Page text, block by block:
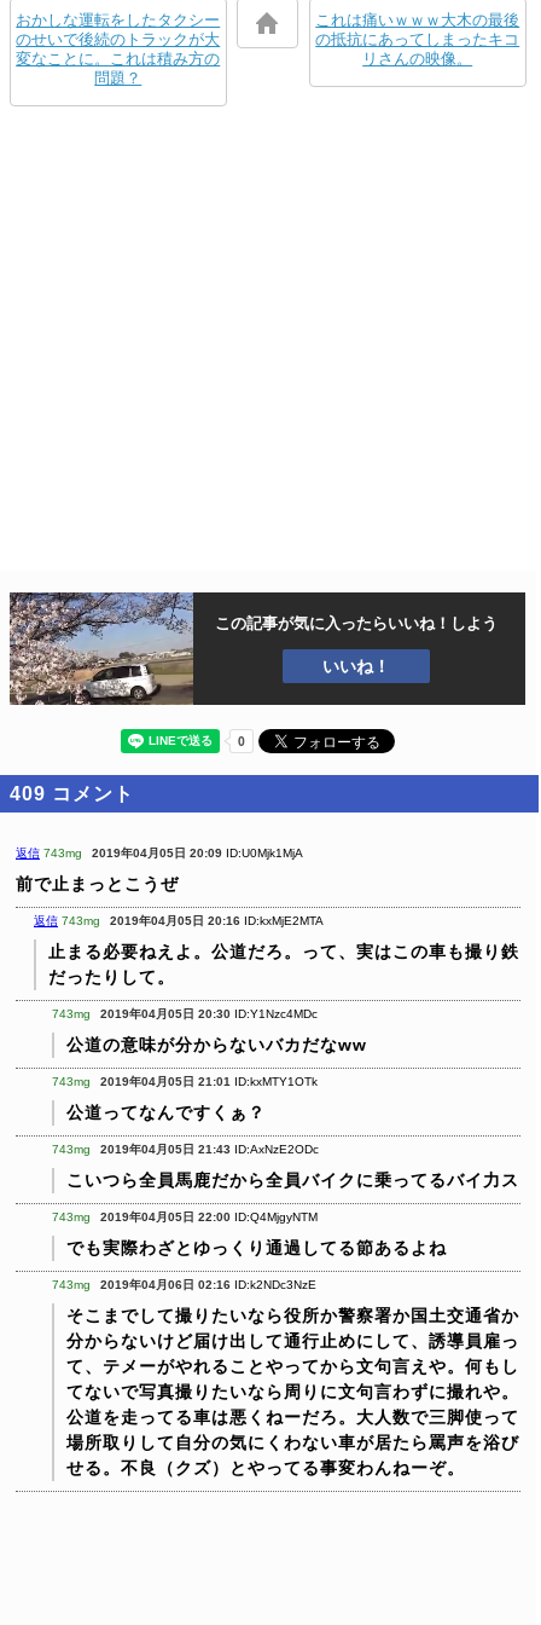
おかしな運転をしたタクシー
のせいで後続のトラックが大
変なことに。これは積み方の
問題？
これは痛いｗｗｗ大木の最後
の抵抗にあってしまったキコ
リさんの映像。
この記事が気に入ったらいいね！しよう
いいね！
409 コメント
返信 743mg 2019年04月05日 20:09 ID:U0Mjk1MjA
前で止まっとこうぜ
返信 743mg 2019年04月05日 20:16 ID:kxMjE2MTA
止まる必要ねえよ。公道だろ。って、実はこの車も撮り鉄
だったりして。
743mg 2019年04月05日 20:30 ID:Y1Nzc4MDc
公道の意味が分からないバカだなww
743mg 2019年04月05日 21:01 ID:kxMTY1OTk
公道ってなんですくぁ？
743mg 2019年04月05日 21:43 ID:AxNzE2ODc
こいつら全員馬鹿だから全員バイクに乗ってるバイ力ス
743mg 2019年04月05日 22:00 ID:Q4MjgyNTM
でも実際わざとゆっくり通過してる節あるよね
743mg 2019年04月06日 02:16 ID:k2NDc3NzE
そこまでして撮りたいなら役所か警察署か国土交通省か
分からないけど届け出して通行止めにして、誘導員雇っ
て、テメーがやれることやってから文句言えや。何もし
てないで写真撮りたいなら周りに文句言わずに撮れや。
公道を走ってる車は悪くねーだろ。大人数で三脚使って
場所取りして自分の気にくわない車が居たら罵声を浴び
せる。不良（クズ）とやってる事変わんねーぞ。